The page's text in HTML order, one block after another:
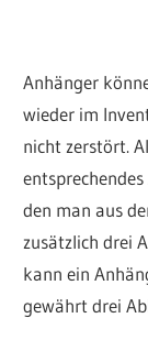
Anhänger
wieder im
nicht zerstört.
den man aus
zusätzlich drei
kann ein
gewährt drei